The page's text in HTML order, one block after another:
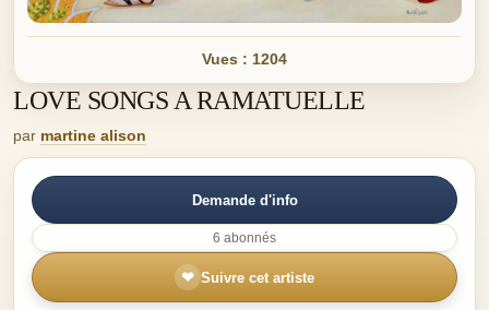
Vues : 1204
LOVE SONGS A RAMATUELLE
par martine alison
Demande d'info
6 abonnés
❤ Suivre cet artiste